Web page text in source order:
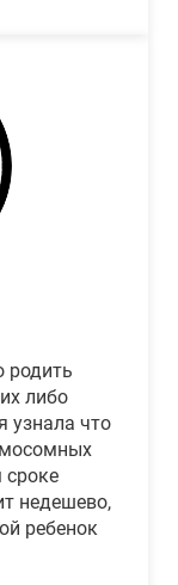
родить
либо
узнала что
недешево,
ребенок